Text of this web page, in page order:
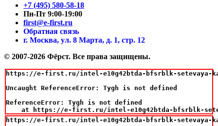
+7 (495) 580-58-18
Пн-Пт 9:00-19:00
first@e-first.ru
Обратная связь
г. Москва, ул. 8 Марта, д. 1, стр. 12
© 2007-2026 Фёрст. Все права защищены.
https://e-first.ru/intel-e10g42btda-bfsrblk-setevaya-
Uncaught ReferenceError: Tygh is not defined
ReferenceError: Tygh is not defined
at https://e-first.ru/intel-e10g42btda-bfsrblk-
https://e-first.ru/intel-e10g42btda-bfsrblk-setevaya-